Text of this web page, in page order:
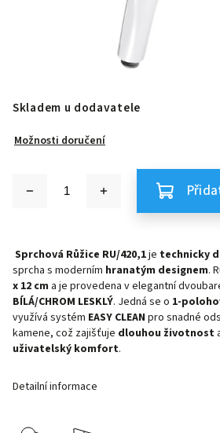
Skladem u dodavatele
Možnosti doručení
Sprchová Růžice RU/420,1je technicky
sprcha s moderním hranatým designem.
x 12 cm a je provedena v elegantní
BÍLÁ/CHROM LESKLÝ. Jedná se o 1-
využívá systém EASY CLEAN pro snadné
kamene, což zajišťuje dlouhou životnost
uživatelský komfort.
Detailní informace